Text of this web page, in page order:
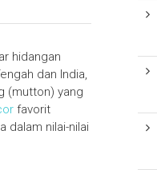
hidangan
dan India,
(mutton) yang
favorit
dalam nilai-nilai